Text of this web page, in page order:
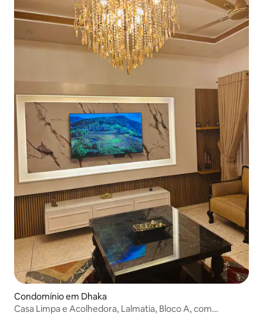
Condomínio em Dhaka
Casa Limpa e Acolhedora, Lalmatia, Bloco A, com